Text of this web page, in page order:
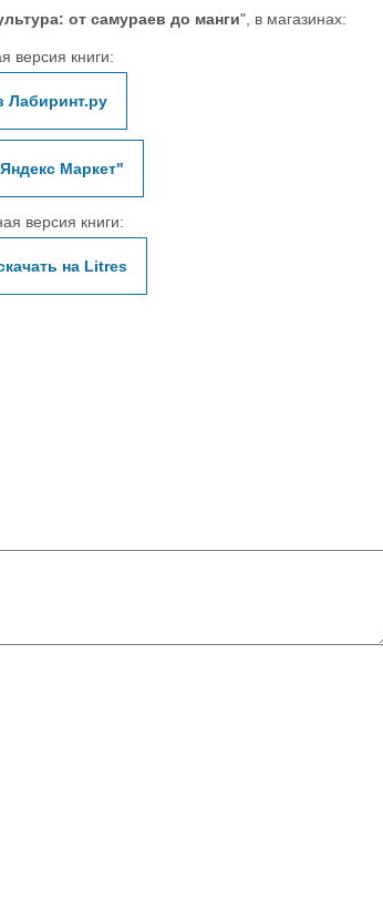
от самураев до манги", в магазинах:
версия книги:
Лабиринт.ру
Маркет"
версия книги:
на Litres